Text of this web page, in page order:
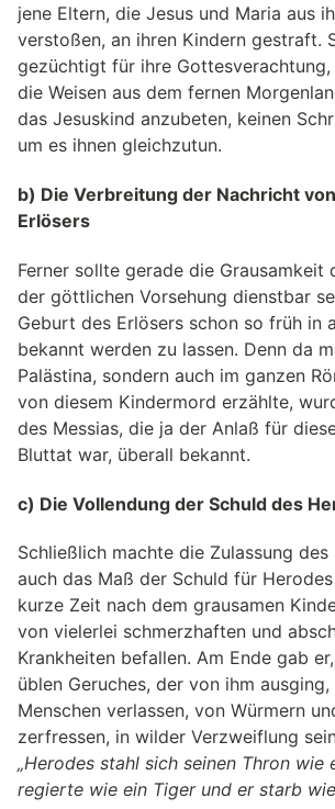
jene Eltern, die Jesus und Maria aus
verstoßen, an ihren Kindern gestraft.
gezüchtigt für ihre
die Weisen aus dem fernen
das Jesuskind anzubeten, keinen
um es ihnen gleichzutun.
b) Die Verbreitung der Nachricht
Erlösers
Ferner sollte gerade die Grausamkeit
der göttlichen Vorsehung dienstbar
Geburt des Erlösers schon so früh in
bekannt werden zu lassen. Denn da
Palästina, sondern auch im ganzen
von diesem Kindermord erzählte,
des Messias, die ja der Anlaß für
Bluttat war, überall bekannt.
c) Die Vollendung der Schuld des
Schließlich machte die Zulassung
auch das Maß der Schuld für
kurze Zeit nach dem grausamen
von vielerlei schmerzhaften und
Krankheiten befallen. Am Ende gab
üblen Geruches, der von ihm
Menschen verlassen, von Würmern
zerfressen, in wilder Verzweiflung
„Herodes stahl sich seinen Thron wie
regierte wie ein Tiger und er starb